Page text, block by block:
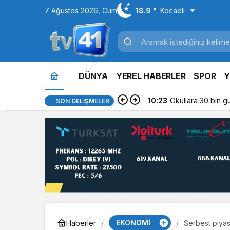
7 Ağustos 2026, Cum 18.9 ° Kocaeli
DÜNYA YEREL HABERLER SPOR
SON GELIŞMELER 10:15 Kocaelispor’un
Haberler EKONOMİ Serbest